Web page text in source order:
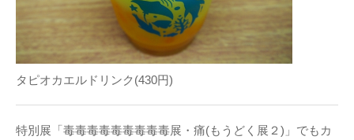
タピオカエルドリンク(430円)
特別展「毒毒毒毒毒毒毒毒毒展・痛(もうどく展２)」でもカ